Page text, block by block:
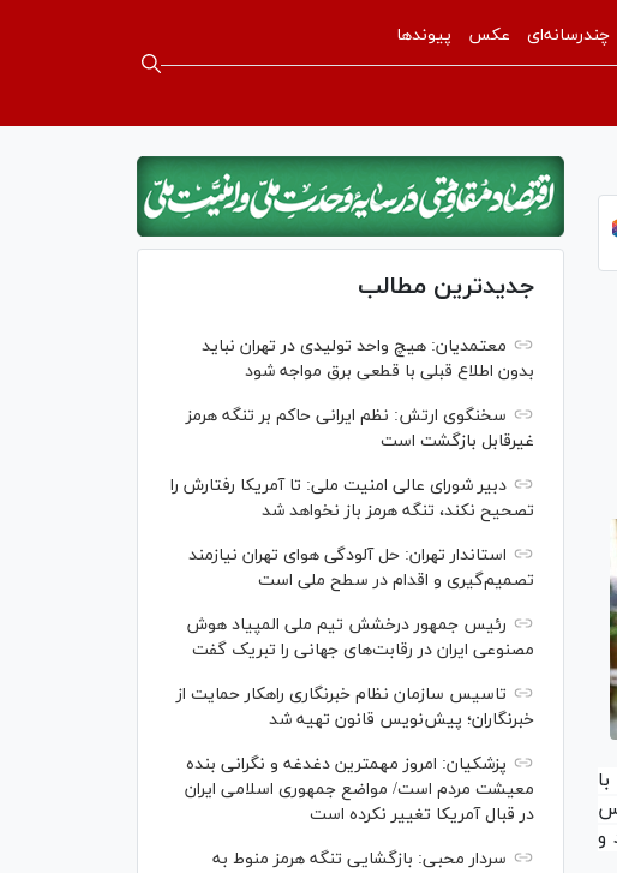
چندرسانه‌ای عکس پیوندها
و
جدیدترین مطالب
معتمدیان: هیچ واحد تولیدی در تهران نباید
بدون اطلاع قبلی با قطعی برق مواجه شود
سخنگوی ارتش: نظم ایرانی حاکم بر تنگه هرمز
غیرقابل بازگشت است
دبیر شورای عالی امنیت ملی: تا آمریکا رفتارش را
تصحیح نکند، تنگه هرمز باز نخواهد شد
استاندار تهران: حل آلودگی هوای تهران نیازمند
تصمیم‌گیری و اقدام در سطح ملی است
رئیس جمهور درخشش تیم ملی المپیاد هوش
مصنوعی ایران در رقابت‌های جهانی را تبریک گفت
تاسیس سازمان نظام خبرنگاری راهکار حمایت از
خبرنگاران؛ پیش‌نویس قانون تهیه شد
پزشکیان: امروز مهمترین دغدغه و نگرانی بنده
معیشت مردم است/ مواضع جمهوری اسلامی ایران
در قبال آمریکا تغییر نکرده است
سردار محبی: بازگشایی تنگه هرمز منوط به